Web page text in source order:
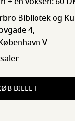
Bibliotek og
4,
V
BILLET